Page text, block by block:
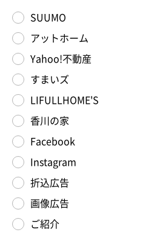
SUUMO
アットホーム
Yahoo!不動産
すまいズ
LIFULLHOME'S
香川の家
Facebook
Instagram
折込広告
画像広告
ご紹介